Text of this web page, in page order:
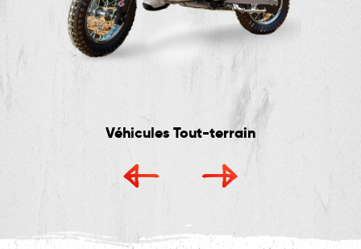
Véhicules Tout-terrain